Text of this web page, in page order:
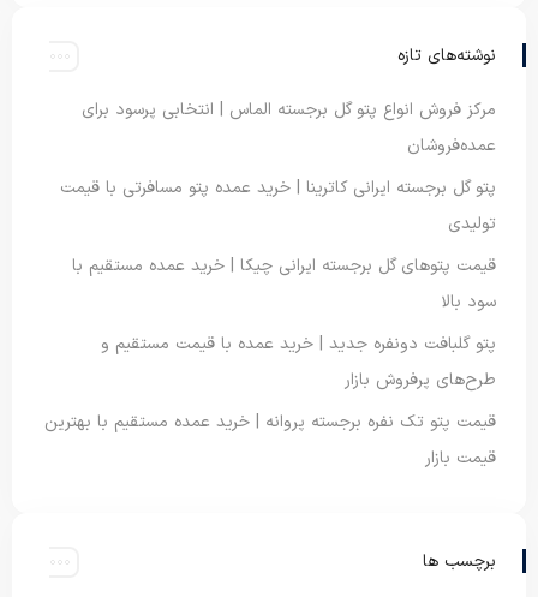
نوشته‌های تازه
مرکز فروش انواع پتو گل برجسته الماس | انتخابی پرسود برای
عمده‌فروشان
پتو گل برجسته ایرانی کاترینا | خرید عمده پتو مسافرتی با قیمت
تولیدی
قیمت پتوهای گل برجسته ایرانی چیکا | خرید عمده مستقیم با
سود بالا
پتو گلبافت دونفره جدید | خرید عمده با قیمت مستقیم و
طرح‌های پرفروش بازار
قیمت پتو تک نفره برجسته پروانه | خرید عمده مستقیم با بهترین
قیمت بازار
برچسب ها